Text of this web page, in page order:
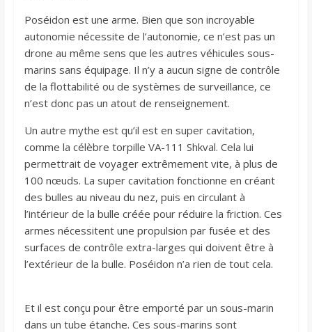
Poséidon est une arme. Bien que son incroyable
autonomie nécessite de l’autonomie, ce n’est pas un
drone au même sens que les autres véhicules sous-
marins sans équipage. Il n’y a aucun signe de contrôle
de la flottabilité ou de systèmes de surveillance, ce
n’est donc pas un atout de renseignement.
Un autre mythe est qu’il est en super cavitation,
comme la célèbre torpille VA-111 Shkval. Cela lui
permettrait de voyager extrêmement vite, à plus de
100 nœuds. La super cavitation fonctionne en créant
des bulles au niveau du nez, puis en circulant à
l’intérieur de la bulle créée pour réduire la friction. Ces
armes nécessitent une propulsion par fusée et des
surfaces de contrôle extra-larges qui doivent être à
l’extérieur de la bulle. Poséidon n’a rien de tout cela.
Et il est conçu pour être emporté par un sous-marin
dans un tube étanche. Ces sous-marins sont